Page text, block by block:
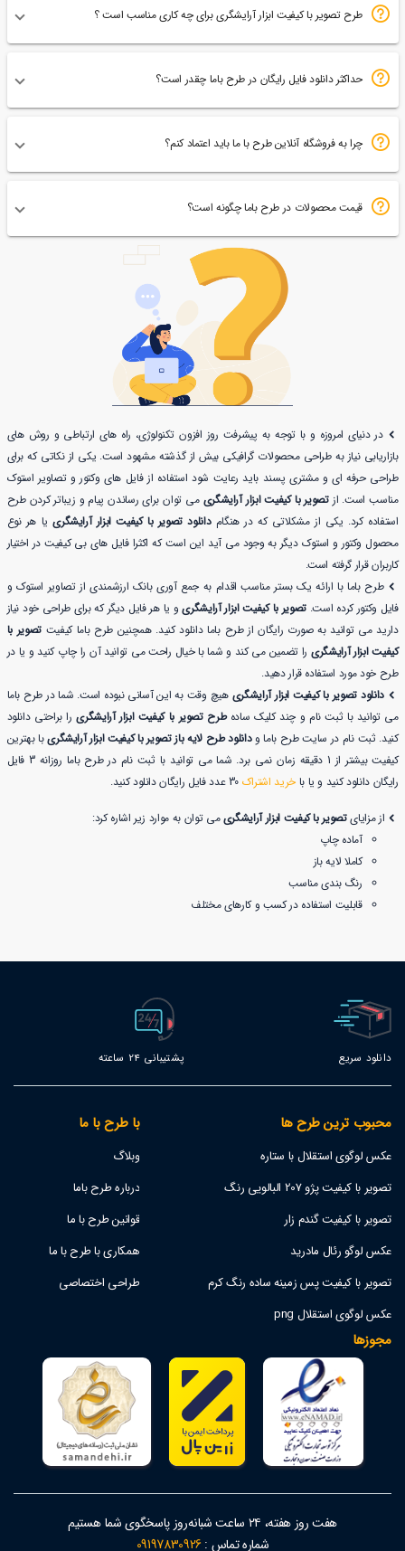
طرح تصویر با کیفیت ابزار آرایشگری برای چه کاری مناسب است ؟
حداکثر دانلود فایل رایگان در طرح باما چقدر است؟
چرا به فروشگاه آنلاین طرح با ما باید اعتماد کنم؟
قیمت محصولات در طرح باما چگونه است؟
در دنیای امروزه و با توجه به پیشرفت روز افزون تکنولوژی، راه های ارتباطی و روش های
بازاریابی نیاز به طراحی محصولات گرافیکی بیش از گذشته مشهود است. یکی از نکاتی که برای
طراحی حرفه ای و مشتری پسند باید رعایت شود استفاده از فایل های وکتور و تصاویر استوک
مناسب است. از تصویر با کیفیت ابزار آرایشگریمی توان برای رساندن پیام و زیباتر کردن طرح
استفاده کرد. یکی از مشکلاتی که در هنگام دانلود تصویر با کیفیت ابزار آرایشگری یا هر نوع
محصول وکتور و استوک دیگر به وجود می آید این است که اکثرا فایل های بی کیفیت در اختیار
کاربران قرار گرفته است.
طرح باما با ارائه یک بستر مناسب اقدام به جمع آوری بانک ارزشمندی از تصاویر استوک و
فایل وکتور کرده است. تصویر با کیفیت ابزار آرایشگریو یا هر فایل دیگر که برای طراحی خود نیاز
دارید می توانید به صورت رایگان از طرح باما دانلود کنید. همچنین طرح باما کیفیت تصویر با
کیفیت ابزار آرایشگریرا تضمین می کند و شما با خیال راحت می توانید آن را چاپ کنید و یا در
طرح خود مورد استفاده قرار دهید.
دانلود تصویر با کیفیت ابزار آرایشگری هیچ وقت به این آسانی نبوده است. شما در طرح باما
می توانید با ثبت نام و چند کلیک ساده طرح تصویر با کیفیت ابزار آرایشگری را براحتی دانلود
کنید. ثبت نام در سایت طرح باما و دانلود طرح لایه باز تصویر با کیفیت ابزار آرایشگریبا بهترین
کیفیت بیشتر از 1 دقیقه زمان نمی برد. شما می توانید با ثبت نام در طرح باما روزانه 3 فایل
رایگان دانلود کنید و یا با خرید اشتراک30 عدد فایل رایگان دانلود کنید.
از مزایایتصویر با کیفیت ابزار آرایشگریمی توان به موارد زیر اشاره کرد:
آماده چاپ
کاملا لایه باز
رنگ بندی مناسب
قابلیت استفاده در کسب و کارهای مختلف
دانلود سریع پشتیبانی 24 ساعته
محبوب ترین طرح ها
عکس لوگوی استقلال با ستاره
تصویر با کیفیت پژو 207 البالویی رنگ
تصویر با کیفیت گندم زار
عکس لوگو رئال مادرید
تصویر با کیفیت پس زمینه ساده رنگ کرم
عکس لوگوی استقلال png
با طرح با ما
وبلاگ
درباره طرح باما
قوانین طرح با ما
همکاری با طرح با ما
طراحی اختصاصی
مجوزها
هفت روز هفته، ۲۴ ساعت شبانه‌روز پاسخگوی شما هستیم
شماره تماس :09197830926